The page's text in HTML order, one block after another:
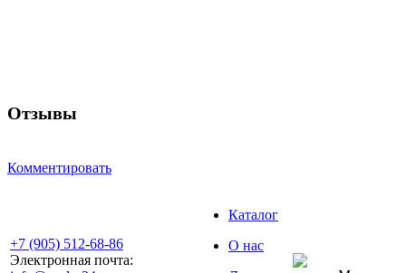
Отзывы
Комментировать
+7 (905) 512-68-86
Электронная почта:
Каталог
О нас